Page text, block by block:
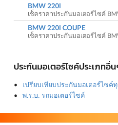
BMW 220I
เช็คราคาประกันมอเตอร์ไซค์
BMW 220I COUPE
เช็คราคาประกันมอเตอร์ไซค์
ประกันมอเตอร์ไซค์ประเภทอื่
เปรียบเทียบประกันมอเตอร์ไซค์
พ.ร.บ. รถมอเตอร์ไซค์